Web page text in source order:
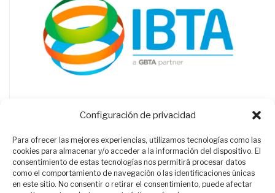
Configuración de privacidad
Para ofrecer las mejores experiencias, utilizamos tecnologías como las
cookies para almacenar y/o acceder a la información del dispositivo. El
consentimiento de estas tecnologías nos permitirá procesar datos
como el comportamiento de navegación o las identificaciones únicas
en este sitio. No consentir o retirar el consentimiento, puede afectar